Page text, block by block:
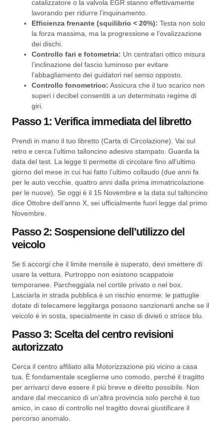
catalizzatore o la valvola EGR stanno effettivamente
lavorando per ridurre l’inquinamento.
Efficienza frenante (squilibrio < 20%): Testa non solo
la forza massima, ma la progressione e l’ovalizzazione
dei dischi.
Controllo fari e fotometria: Un centrafari ottico misura
l’inclinazione del fascio luminoso per evitare
l’abbagliamento dei guidatori nel senso opposto.
Controllo fonometrico: Assicura che il tuo scarico non
superi i decibel consentiti a un determinato regime di
giri.
Passo 1: Verifica immediata del libretto
Prendi in mano il tuo libretto (Carta di Circolazione). Vai sul
retro e cerca l’ultimo talloncino adesivo stampato. Guarda la
data del test. La legge ti permette di circolare fino all’ultimo
giorno del mese in cui hai fatto l’ultimo collaudo (due anni fa
per le auto vecchie, quattro anni dalla prima immatricolazione
per le nuove). Se oggi è il 15 Novembre e la data sul talloncino
dice Ottobre dell’anno X, sei ufficialmente fuori legge dal primo
Novembre.
Passo 2: Sospensione dell’utilizzo del
veicolo
Se ti accorgi che il limite mensile è superato, devi smettere di
usare la vettura. Purtroppo non esistono scappatoie
temporanee. Parcheggiala nel cortile privato o nel box.
Lasciarla in strada pubblica è un rischio enorme: le pattuglie
dotate di telecamere leggitarga possono sanzionarti anche se il
veicolo è in sosta, specialmente in caso di divieti o strisce blu.
Passo 3: Scelta del centro revisioni
autorizzato
Cerca il centro affiliato alla Motorizzazione più vicino a casa
tua. È fondamentale sceglierne uno comodo, perché il tragitto
per arrivarci deve essere il più breve e diretto possibile. Non
andare dal meccanico di un’altra provincia solo perché è tuo
amico, in caso di controllo nel tragitto dovrai giustificare il
percorso anomalo.